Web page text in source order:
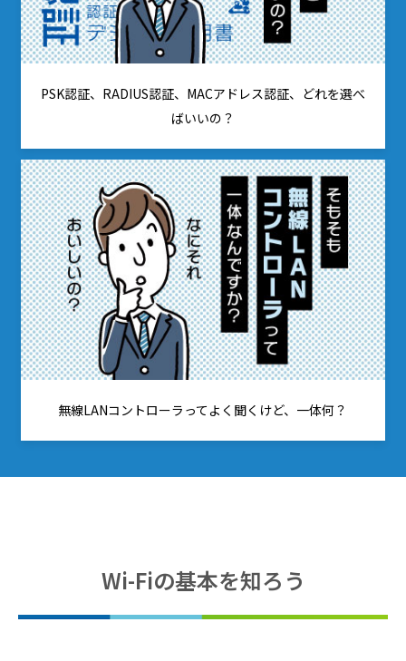
PSK認証、RADIUS認証、MACアドレス認証、どれを選べ
ばいいの？
無線LANコントローラってよく聞くけど、一体何？
Wi-Fiの基本を知ろう